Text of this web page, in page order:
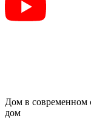
Дом в современном
дом